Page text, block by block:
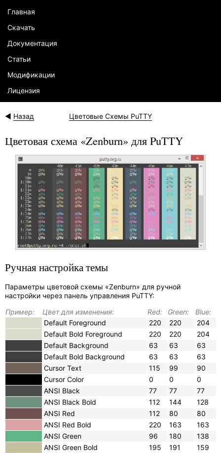
Главная
Скачать
Документация
Статьи
Модификации
Лицензия
Назад Цветовые Схемы PuTTY
Цветовая схема «Zenburn» для PuTTY
Ручная настройка темы
Параметры цветовой схемы «Zenburn» для ручной
настройки через панель управления PuTTY:
Пример:
Цвет для изменения: Red: Green:
Blue:
Default Foreground
220 220
204
Default Bold Foreground
220 220
204
Default Background
63 63
63
Default Bold Background
63 63
63
Cursor Text
115 99
90
Cursor Color
0 0
0
ANSI Black
77 77
77
ANSI Black Bold
112 144
128
ANSI Red
112 80
80
ANSI Red Bold
220 163
163
ANSI Green
96 180
138
ANSI Green Bold
195 191
159